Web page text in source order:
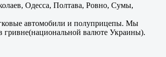
Одесса, Полтава, Ровно, Сумы,
автомобили и полуприцепы. Мы
гривне(национальной валюте Украины).